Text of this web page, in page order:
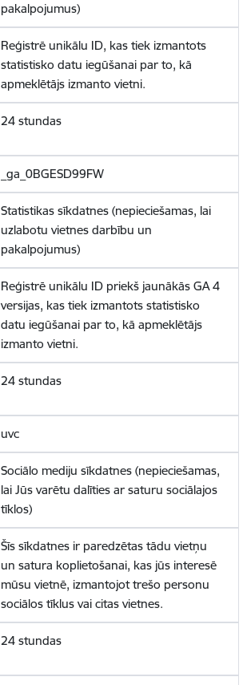
pakalpojumus)
Reģistrē unikālu ID, kas tiek izmantots
statistisko datu iegūšanai par to, kā
apmeklētājs izmanto vietni.
24 stundas
_ga_0BGESD99FW
Statistikas sīkdatnes (nepieciešamas, lai
uzlabotu vietnes darbību un
pakalpojumus)
Reģistrē unikālu ID priekš jaunākās GA 4
versijas, kas tiek izmantots statistisko
datu iegūšanai par to, kā apmeklētājs
izmanto vietni.
24 stundas
uvc
Sociālo mediju sīkdatnes (nepieciešamas,
lai Jūs varētu dalīties ar saturu sociālajos
tīklos)
Šīs sīkdatnes ir paredzētas tādu vietņu
un satura koplietošanai, kas jūs interesē
mūsu vietnē, izmantojot trešo personu
sociālos tīklus vai citas vietnes.
24 stundas